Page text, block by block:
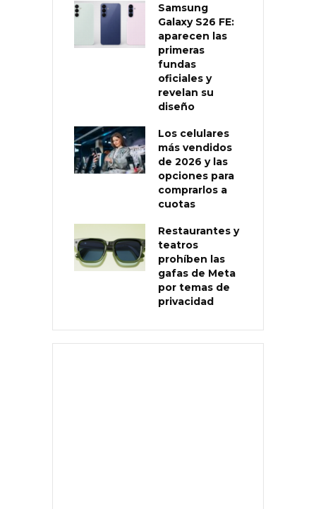
Samsung
Galaxy S26 FE:
aparecen las
primeras
fundas
oficiales y
revelan su
diseño
Los celulares
más vendidos
de 2026 y las
opciones para
comprarlos a
cuotas
Restaurantes y
teatros
prohíben las
gafas de Meta
por temas de
privacidad